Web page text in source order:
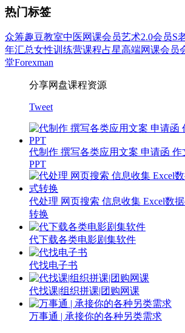
热门标签
众筹趣豆教室中医网课会员艺术2.0会员S
年汇总女性训练营课程占星高端网课会员
堂Forexman
分享网盘课程资源
Tweet
代制作 撰写各类应用文案 申请函 作
PPT
代处理 网页搜索 信息收集 Excel数
转换
代下载各类电影剧集软件
代找电子书
代找课|组织拼课|团购网课
万事通 | 承接你的各种另类需求